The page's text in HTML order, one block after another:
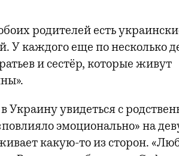
родителей есть
У каждого еще по несколько
и сестёр, которые живут
Украину увидеться с
эмоционально» на
какую-то из сторон.